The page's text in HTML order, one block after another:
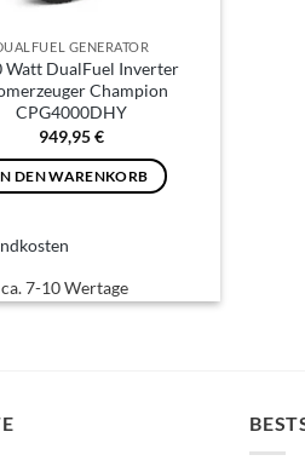
GENERATOR
Watt DualFuel Inverter
Champion
CPG4000DHY
949,95€
DEN WARENKORB
ca. 7-10 Wertage